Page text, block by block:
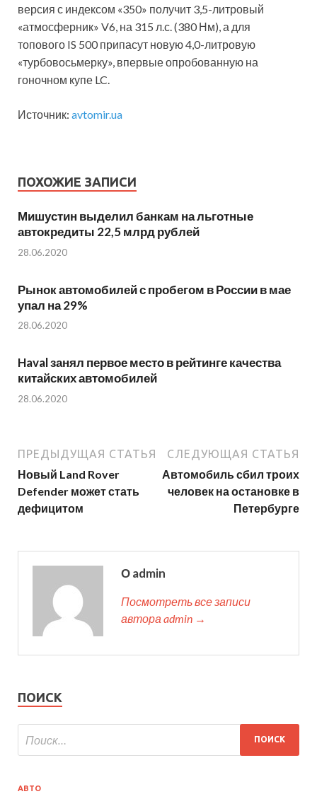
версия с индексом «350» получит 3,5-литровый
«атмосферник» V6, на 315 л.с. (380 Нм), а для
топового IS 500 припасут новую 4,0-литровую
«турбовосьмерку», впервые опробованную на
гоночном купе LC.
Источник: avtomir.ua
ПОХОЖИЕ ЗАПИСИ
Мишустин выделил банкам на льготные
автокредиты 22,5 млрд рублей
28.06.2020
Рынок автомобилей с пробегом в России в мае
упал на 29%
28.06.2020
Haval занял первое место в рейтинге качества
китайских автомобилей
28.06.2020
ПРЕДЫДУЩАЯ СТАТЬЯ
Новый Land Rover
Defender может стать
дефицитом
СЛЕДУЮЩАЯ СТАТЬЯ
Автомобиль сбил троих
человек на остановке в
Петербурге
О admin
Посмотреть все записи
автора admin →
ПОИСК
АВТО